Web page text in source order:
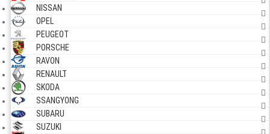
NISSAN
OPEL
PEUGEOT
PORSCHE
RAVON
RENAULT
SKODA
SSANGYONG
SUBARU
SUZUKI